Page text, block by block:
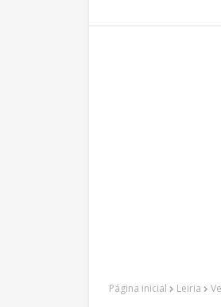
Página inicial Leiria